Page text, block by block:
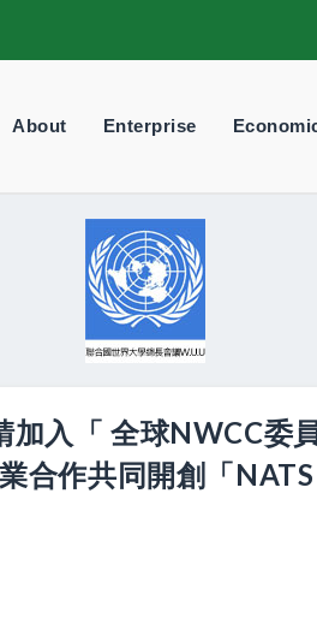
About Enterprise
入「 全球NWCC委
合作共同開創「